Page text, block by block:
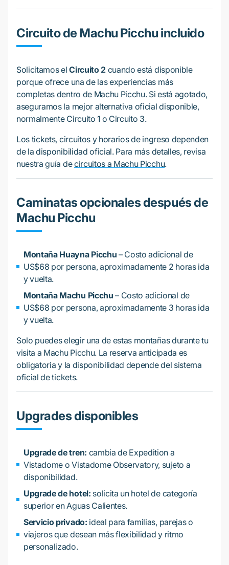
Circuito de Machu Picchu incluido
Solicitamos elCircuito 2 cuando está disponible
porque ofrece una de las experiencias más
completas dentro de Machu Picchu. Si está agotado,
aseguramos la mejor alternativa oficial disponible,
normalmente Circuito 1 o Circuito 3.
Los tickets, circuitos y horarios de ingreso dependen
de la disponibilidad oficial. Para más detalles, revisa
nuestra guía decircuitos a Machu Picchu.
Caminatas opcionales después de
Machu Picchu
Montaña Huayna Picchu – Costo adicional de
US$68 por persona, aproximadamente 2 horas ida
y vuelta.
Montaña Machu Picchu – Costo adicional de
US$68 por persona, aproximadamente 3 horas ida
y vuelta.
Solo puedes elegir una de estas montañas durante tu
visita a Machu Picchu. La reserva anticipada es
obligatoria y la disponibilidad depende del sistema
oficial de tickets.
Upgrades disponibles
Upgrade de tren: cambia de Expedition a
Vistadome o Vistadome Observatory, sujeto a
disponibilidad.
Upgrade de hotel: solicita un hotel de categoría
superior en Aguas Calientes.
Servicio privado: ideal para familias, parejas o
viajeros que desean más flexibilidad y ritmo
personalizado.